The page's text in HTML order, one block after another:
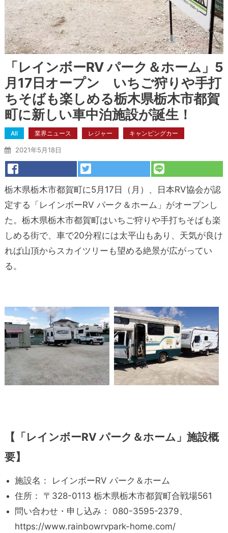
「レインボーRV パーク＆ホーム」5
月17日オープン いちご狩りや手打
ちそばも楽しめる栃木県栃木市都賀
町に新しい車中泊施設が誕生！
All 業界ニュース レジャー キャンピングカー
2021年5月18日
栃木県栃木市都賀町に5月17日（月）、日本RV協会が認
定する「レインボーRV パーク＆ホーム」がオープンし
た。栃木県栃木市都賀町はいちご狩りや手打ちそばも楽
しめる街で、車で20分程には太平山もあり、天気が良け
れば山頂からスカイツリーも望める絶景が広がってい
る。
【「レインボーRV パーク＆ホーム」施設概
要】
施設名： レインボーRV パーク＆ホーム
住所： 〒328-0113 栃木県栃木市都賀町合戦場561
問い合わせ・申し込み： 080-3595-2379、
https://www.rainbowrvpark-home.com/